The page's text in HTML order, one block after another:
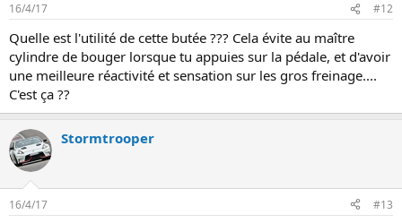
16/4/17 #12
Quelle est l'utilité de cette butée ??? Cela évite au maître
cylindre de bouger lorsque tu appuies sur la pédale, et d'avoir
une meilleure réactivité et sensation sur les gros freinage....
C'est ça ??
Stormtrooper
16/4/17 #13